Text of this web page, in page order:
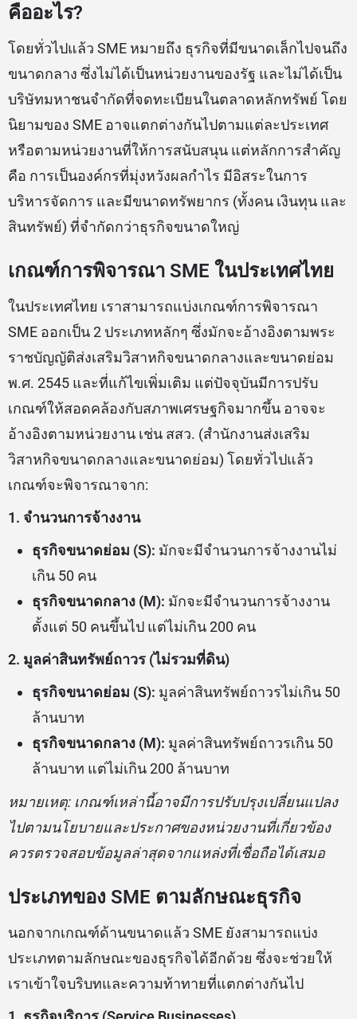
คืออะไร?
โดยทั่วไปแล้ว SME หมายถึง ธุรกิจที่มีขนาดเล็กไปจนถึง
ขนาดกลาง ซึ่งไม่ได้เป็นหน่วยงานของรัฐ และไม่ได้เป็น
บริษัทมหาชนจำกัดที่จดทะเบียนในตลาดหลักทรัพย์ โดย
นิยามของ SME อาจแตกต่างกันไปตามแต่ละประเทศ
หรือตามหน่วยงานที่ให้การสนับสนุน แต่หลักการสำคัญ
คือ การเป็นองค์กรที่มุ่งหวังผลกำไร มีอิสระในการ
บริหารจัดการ และมีขนาดทรัพยากร (ทั้งคน เงินทุน และ
สินทรัพย์) ที่จำกัดกว่าธุรกิจขนาดใหญ่
เกณฑ์การพิจารณา SME ในประเทศไทย
ในประเทศไทย เราสามารถแบ่งเกณฑ์การพิจารณา
SME ออกเป็น 2 ประเภทหลักๆ ซึ่งมักจะอ้างอิงตามพระ
ราชบัญญัติส่งเสริมวิสาหกิจขนาดกลางและขนาดย่อม
พ.ศ. 2545 และที่แก้ไขเพิ่มเติม แต่ปัจจุบันมีการปรับ
เกณฑ์ให้สอดคล้องกับสภาพเศรษฐกิจมากขึ้น อาจจะ
อ้างอิงตามหน่วยงาน เช่น สสว. (สำนักงานส่งเสริม
วิสาหกิจขนาดกลางและขนาดย่อม) โดยทั่วไปแล้ว
เกณฑ์จะพิจารณาจาก:
1. จำนวนการจ้างงาน
ธุรกิจขนาดย่อม (S): มักจะมีจำนวนการจ้างงานไม่
เกิน 50 คน
ธุรกิจขนาดกลาง (M): มักจะมีจำนวนการจ้างงาน
ตั้งแต่ 50 คนขึ้นไป แต่ไม่เกิน 200 คน
2. มูลค่าสินทรัพย์ถาวร (ไม่รวมที่ดิน)
ธุรกิจขนาดย่อม (S): มูลค่าสินทรัพย์ถาวรไม่เกิน 50
ล้านบาท
ธุรกิจขนาดกลาง (M): มูลค่าสินทรัพย์ถาวรเกิน 50
ล้านบาท แต่ไม่เกิน 200 ล้านบาท
หมายเหตุ: เกณฑ์เหล่านี้อาจมีการปรับปรุงเปลี่ยนแปลง
ไปตามนโยบายและประกาศของหน่วยงานที่เกี่ยวข้อง
ควรตรวจสอบข้อมูลล่าสุดจากแหล่งที่เชื่อถือได้เสมอ
ประเภทของ SME ตามลักษณะธุรกิจ
นอกจากเกณฑ์ด้านขนาดแล้ว SME ยังสามารถแบ่ง
ประเภทตามลักษณะของธุรกิจได้อีกด้วย ซึ่งจะช่วยให้
เราเข้าใจบริบทและความท้าทายที่แตกต่างกันไป